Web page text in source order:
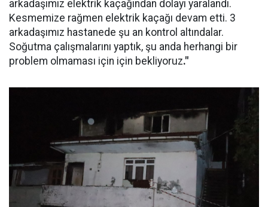
arkadaşımız elektrik kaçağından dolayı yaralandı.
Kesmemize rağmen elektrik kaçağı devam etti. 3
arkadaşımız hastanede şu an kontrol altındalar.
Soğutma çalışmalarını yaptık, şu anda herhangi bir
problem olmaması için için bekliyoruz."